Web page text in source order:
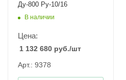
Ду-800 Ру-10/16
В наличии
Цена:
1 132 680 руб./шт
Арт.: 9378